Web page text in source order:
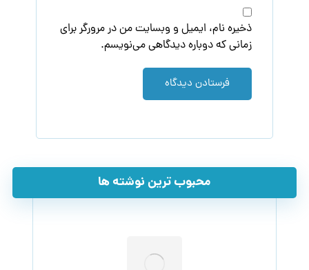
ذخیره نام، ایمیل و وبسایت من در مرورگر برای
زمانی که دوباره دیدگاهی می‌نویسم.
فرستادن دیدگاه
محبوب ترین نوشته ها